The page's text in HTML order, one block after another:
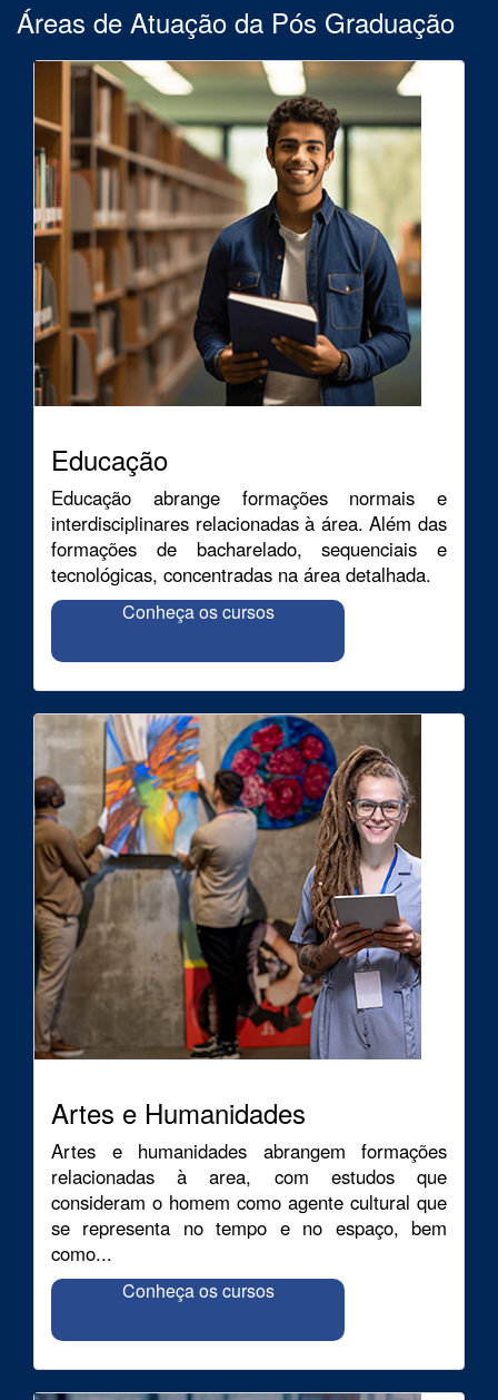
Áreas de Atuação da Pós Graduação
Educação
Educação abrange formações normais e
interdisciplinares relacionadas à área. Além das
formações de bacharelado, sequenciais e
tecnológicas, concentradas na área detalhada.
Conheça os cursos
Artes e Humanidades
Artes e humanidades abrangem formações
relacionadas à area, com estudos que
consideram o homem como agente cultural que
se representa no tempo e no espaço, bem
como...
Conheça os cursos